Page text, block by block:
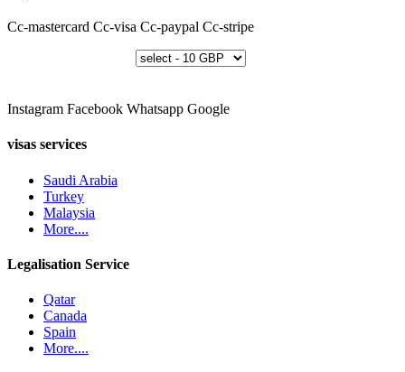
Cc-mastercard Cc-visa Cc-paypal Cc-stripe
Instagram Facebook Whatsapp Google
visas services
Saudi Arabia
Turkey
Malaysia
More....
Legalisation Service
Qatar
Canada
Spain
More....